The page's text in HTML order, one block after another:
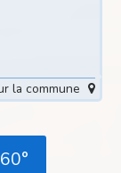
la commune